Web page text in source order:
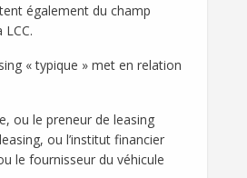
également du champ
LCC.
« typique » met en relation
ou le preneur de leasing
ou l’institut financier
le fournisseur du véhicule